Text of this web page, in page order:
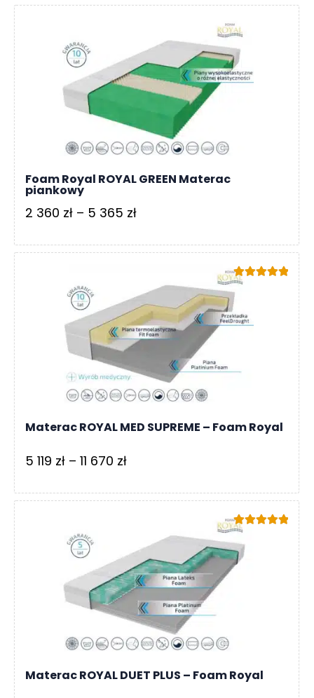
od
212 zł
do
7
Foam Royal ROYAL GREEN Materac
piankowy
2 360 zł – 5 365 złZakres
od
360 zł
do
5
Materac ROYAL MED SUPREME – Foam Royal
Oceniono
5.00
5 119 zł – 11 670 złZakres
od
119 zł
do
11
670 zł
Materac ROYAL DUET PLUS – Foam Royal
Oceniono
5.00